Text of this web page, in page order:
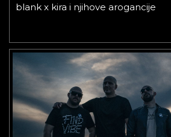
blank x kira i njihove arogancije